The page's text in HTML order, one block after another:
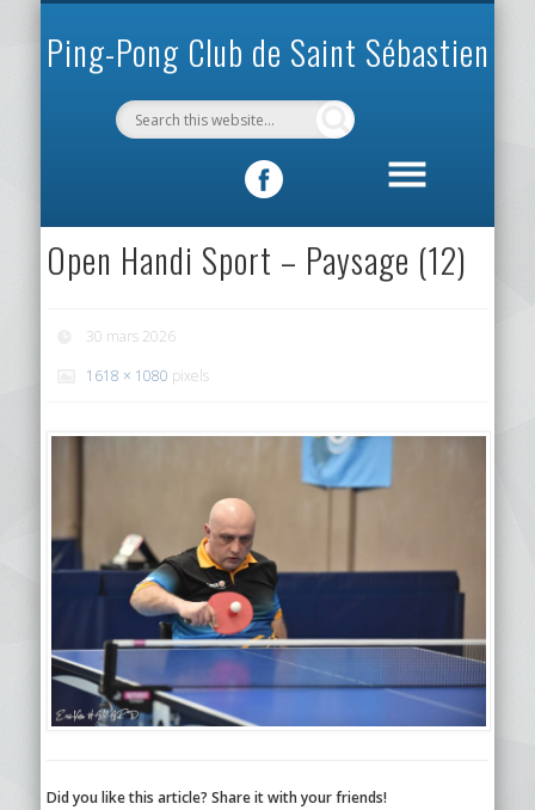
Ping-Pong Club de Saint Sébastien
Open Handi Sport – Paysage (12)
30 mars 2026
1618 × 1080 pixels
Did you like this article? Share it with your friends!